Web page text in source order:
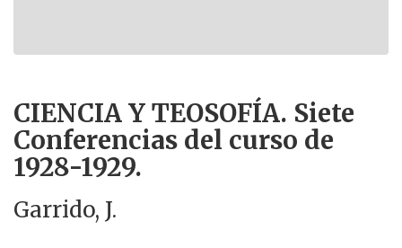
CIENCIA Y TEOSOFÍA. Siete
Conferencias del curso de
1928-1929.
Garrido, J.